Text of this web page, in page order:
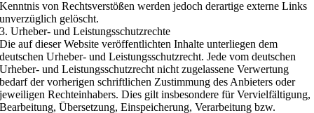
Kenntnis von Rechtsverstößen werden jedoch derartige externe Links
unverzüglich gelöscht.
3. Urheber- und Leistungsschutzrechte
Die auf dieser Website veröffentlichten Inhalte unterliegen dem
deutschen Urheber- und Leistungsschutzrecht. Jede vom deutschen
Urheber- und Leistungsschutzrecht nicht zugelassene Verwertung
bedarf der vorherigen schriftlichen Zustimmung des Anbieters oder
jeweiligen Rechteinhabers. Dies gilt insbesondere für Vervielfältigung,
Bearbeitung, Übersetzung, Einspeicherung, Verarbeitung bzw.